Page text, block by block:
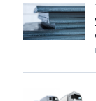
воды
угрожает
безопасности
thyssenkrupp
Rasselstein
Рынок